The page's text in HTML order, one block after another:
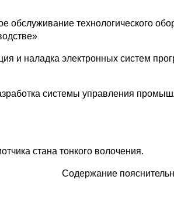
обслуживание технологического
и наладка электронных систем
системы управления
стана тонкого волочения.
Содержание